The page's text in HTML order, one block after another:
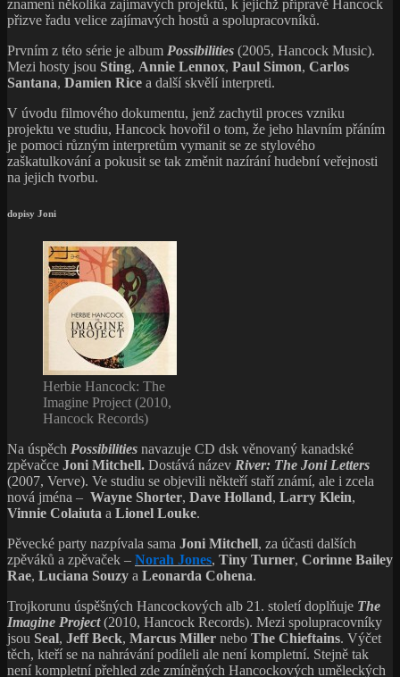
znamení několika zajímavých projektů, k jejichž přípravě Hancock
přizve řadu velice zajímavých hostů a spolupracovníků.
Prvním z této série je album Possibilities (2005, Hancock Music).
Mezi hosty jsou Sting, Annie Lennox, Paul Simon, Carlos
Santana, Damien Rice a další skvělí interpreti.
V úvodu filmového dokumentu, jenž zachytil proces vzniku
projektu ve studiu, Hancock hovořil o tom, že jeho hlavním přáním
je pomoci různým interpretům vymanit se ze stylového
zaškatulkování a pokusit se tak změnit nazírání hudební veřejnosti
na jejich tvorbu.
dopisy Joni
Herbie Hancock: The
Imagine Project (2010,
Hancock Records)
Na úspěch Possibilities navazuje CD dsk věnovaný kanadské
zpěvačce Joni Mitchell. Dostává název River: The Joni Letters
(2007, Verve). Ve studiu se objevili někteří staří známí, ale i zcela
nová jména – Wayne Shorter, Dave Holland, Larry Klein,
Vinnie Colaiuta a Lionel Louke.
Pěvecké party nazpívala sama Joni Mitchell, za účasti dalších
zpěváků a zpěvaček – Norah Jones, Tiny Turner, Corinne Bailey
Rae, Luciana Souzy a Leonarda Cohena.
Trojkorunu úspěšných Hancockových alb 21. století doplňuje The
Imagine Project(2010, Hancock Records). Mezi spolupracovníky
jsou Seal, Jeff Beck, Marcus Miller nebo The Chieftains. Výčet
těch, kteří se na nahrávání podíleli ale není kompletní. Stejně tak
není kompletní přehled zde zmíněných Hancockových uměleckých